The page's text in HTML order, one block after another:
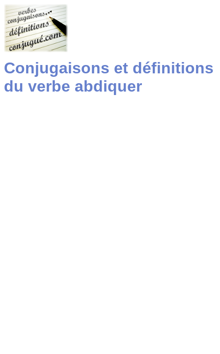
Conjugaisons et définitions
du verbe abdiquer